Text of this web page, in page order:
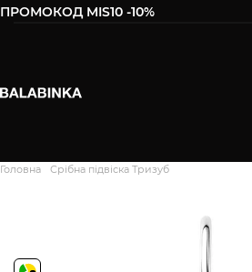
ПРОМОКОД MIS10 -10%
Головна Срібна підвіска Тризуб
Дякуємо. Ваш відгук
відправлено СМС про